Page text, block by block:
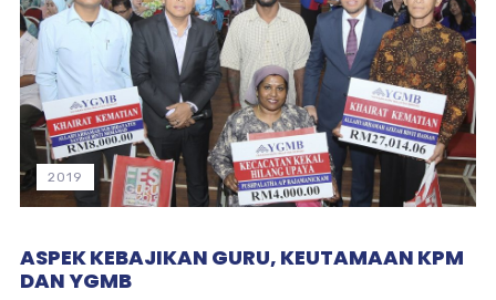
2019
ASPEK KEBAJIKAN GURU, KEUTAMAAN KPM
DAN YGMB